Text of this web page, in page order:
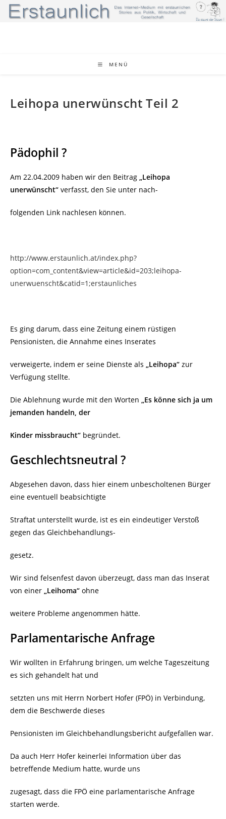
Zum
Inhalt
MENÜ
Leihopa unerwünscht Teil 2
Pädophil ?
Am 22.04.2009 haben wir den Beitrag „Leihopa
unerwünscht“ verfasst, den Sie unter nach-
folgenden Link nachlesen können.
http://www.erstaunlich.at/index.php?
option=com_content&view=article&id=203;leihopa-
unerwuenscht&catid=1;erstaunliches
Es ging darum, dass eine Zeitung einem rüstigen
Pensionisten, die Annahme eines Inserates
verweigerte, indem er seine Dienste als „Leihopa“ zur
Verfügung stellte.
Die Ablehnung wurde mit den Worten „Es könne sich ja um
jemanden handeln, der
Kinder missbraucht“ begründet.
Geschlechtsneutral ?
Abgesehen davon, dass hier einem unbescholtenen Bürger
eine eventuell beabsichtigte
Straftat unterstellt wurde, ist es ein eindeutiger Verstoß
gegen das Gleichbehandlungs-
gesetz.
Wir sind felsenfest davon überzeugt, dass man das Inserat
von einer „Leihoma“ ohne
weitere Probleme angenommen hätte.
Parlamentarische Anfrage
Wir wollten in Erfahrung bringen, um welche Tageszeitung
es sich gehandelt hat und
setzten uns mit Herrn Norbert Hofer (FPÖ) in Verbindung,
dem die Beschwerde dieses
Pensionisten im Gleichbehandlungsbericht aufgefallen war.
Da auch Herr Hofer keinerlei Information über das
betreffende Medium hatte, wurde uns
zugesagt, dass die FPÖ eine parlamentarische Anfrage
starten werde.